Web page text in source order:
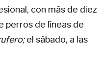
con más de diez
perros de líneas de
el sábado, a las